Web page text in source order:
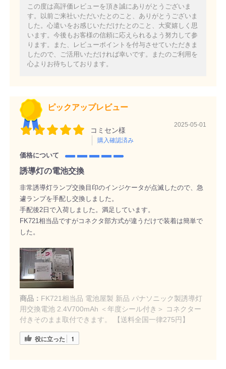
この度は高評価レビューを頂き誠にありがとうございま
す。以前ご来社いただいたとのこと、ありがとうございま
した。心遣いをお感じいただけたとのこと、大変嬉しく思
います。今後もお客様の信頼に応えられるよう努力して参
ります。また、レビューポイントを付与させていただきま
したので、ご活用いただければ幸いです。またのご利用を
心よりお待ちしております。
ピックアップレビュー
コミセン様
購入確認済み
2025-05-01
価格について
誘導灯の電池交換
非常誘導灯ランプ交換目印のインジケータが点滅したので、急
遽ランプを手配し交換しました。
手配後2日で入荷しました。満足しています。
FK721相当品ですがコネクタ部方式が違うだけで装着は簡単で
した。
商品： FK721相当品 電池屋製 新品 パナソニック製誘導灯
用交換電池 2.4V700mAh ＜年度シール付き＞ コネクター
付きそのまま取付できます。 【送料全国一律275円】
役に立った 1